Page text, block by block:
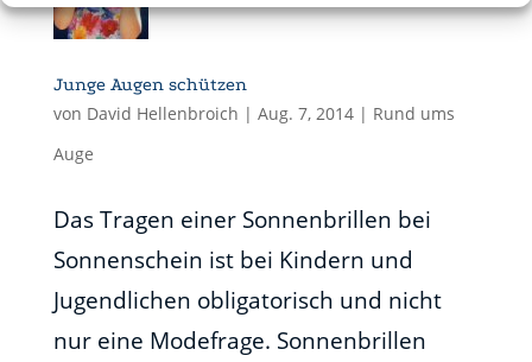
Junge Augen schützen
von David Hellenbroich | Aug. 7, 2014| Rund ums
Auge
Das Tragen einer Sonnenbrillen bei
Sonnenschein ist bei Kindern und
Jugendlichen obligatorisch und nicht
nur eine Modefrage. Sonnenbrillen